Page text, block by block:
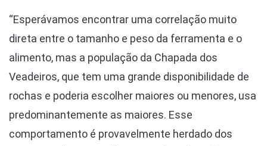
“Esperávamos encontrar uma correlação muito
direta entre o tamanho e peso da ferramenta e o
alimento, mas a população da Chapada dos
Veadeiros, que tem uma grande disponibilidade de
rochas e poderia escolher maiores ou menores, usa
predominantemente as maiores. Esse
comportamento é provavelmente herdado dos